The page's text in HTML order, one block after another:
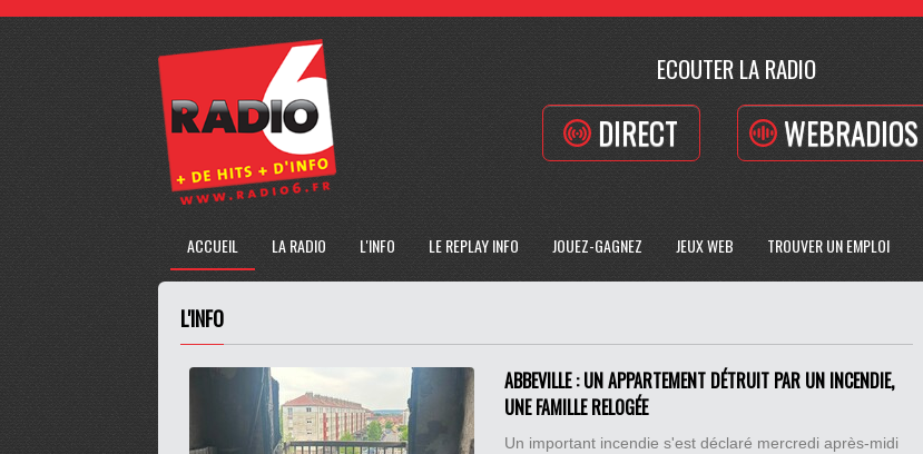
ECOUTER LA RADIO
DIRECT WEBRADIOS
ACCUEIL LA RADIO L'INFO LE REPLAY INFO JOUEZ-GAGNEZ JEUX WEB TROUVER UN EMPLOI
L'INFO
ABBEVILLE : UN APPARTEMENT DÉTRUIT PAR UN INCENDIE,
UNE FAMILLE RELOGÉE
Un important incendie s'est déclaré mercredi après-midi